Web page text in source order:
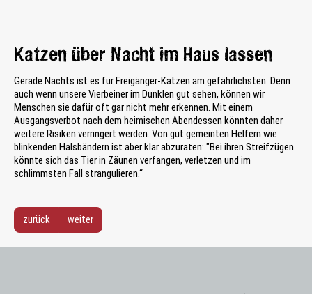
Katzen über Nacht im Haus lassen
Gerade Nachts ist es für Freigänger-Katzen am gefährlichsten. Denn
auch wenn unsere Vierbeiner im Dunklen gut sehen, können wir
Menschen sie dafür oft gar nicht mehr erkennen. Mit einem
Ausgangsverbot nach dem heimischen Abendessen könnten daher
weitere Risiken verringert werden. Von gut gemeinten Helfern wie
blinkenden Halsbändern ist aber klar abzuraten: "Bei ihren Streifzügen
könnte sich das Tier in Zäunen verfangen, verletzen und im
schlimmsten Fall strangulieren.“
zurück weiter